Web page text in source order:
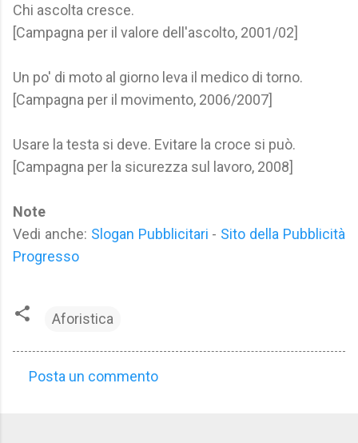
Chi ascolta cresce.
[Campagna per il valore dell'ascolto, 2001/02]
Un po' di moto al giorno leva il medico di torno.
[Campagna per il movimento, 2006/2007]
Usare la testa si deve. Evitare la croce si può.
[Campagna per la sicurezza sul lavoro, 2008]
Note
Vedi anche: Slogan Pubblicitari - Sito della Pubblicità
Progresso
Aforistica
Posta un commento